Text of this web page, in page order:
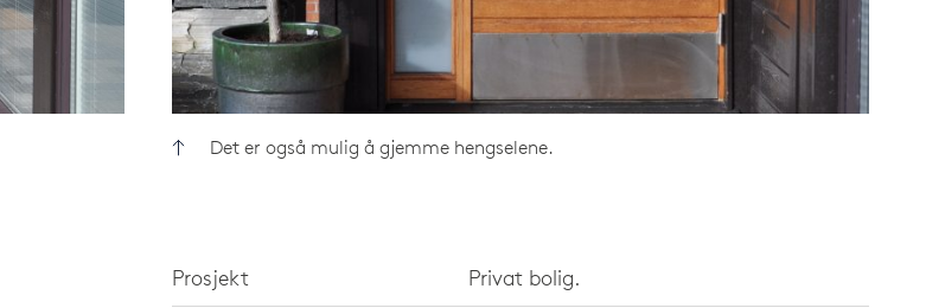
Det er også mulig å gjemme hengselene.
Prosjekt Privat bolig.